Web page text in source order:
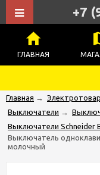
ГЛАВНАЯ
+7
Главная →
Выключатели →
Выключатели Schneider
Выключатель
молочный